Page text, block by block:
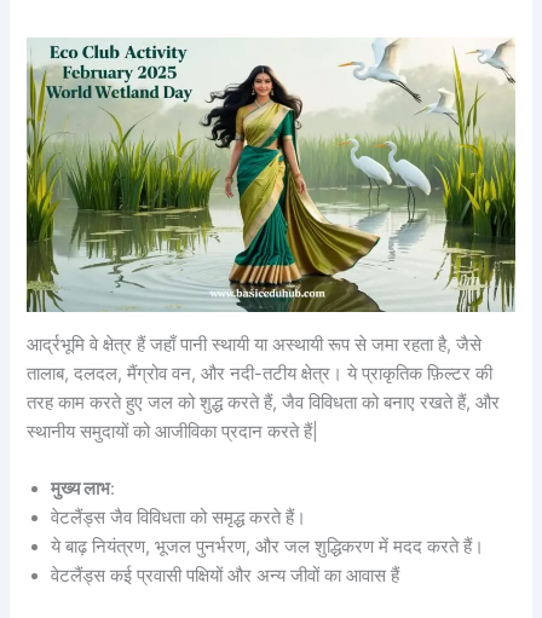
आर्द्रभूमि वे क्षेत्र हैं जहाँ पानी स्थायी या अस्थायी रूप से जमा रहता है, जैसे
तालाब, दलदल, मैंग्रोव वन, और नदी-तटीय क्षेत्र। ये प्राकृतिक फ़िल्टर की
तरह काम करते हुए जल को शुद्ध करते हैं, जैव विविधता को बनाए रखते हैं, और
स्थानीय समुदायों को आजीविका प्रदान करते हैं|
मुख्य लाभ:
वेटलैंड्स जैव विविधता को समृद्ध करते हैं।
ये बाढ़ नियंत्रण, भूजल पुनर्भरण, और जल शुद्धिकरण में मदद करते हैं।
वेटलैंड्स कई प्रवासी पक्षियों और अन्य जीवों का आवास हैं